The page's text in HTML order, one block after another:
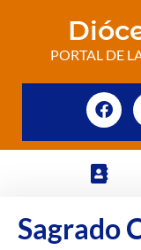
PORTAL DE
Sagrado